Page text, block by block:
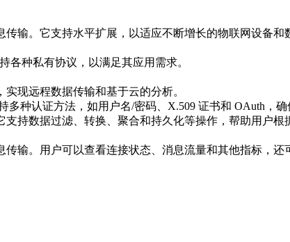
输。它支持水平扩展，以适应不断增长的物联网设备和
种私有协议，以满足其应用需求。
现远程数据传输和基于云的分析。
种认证方法，如用户名/密码、X.509 证书和 OAuth，确
持数据过滤、转换、聚合和持久化等操作，帮助用户根
输。用户可以查看连接状态、消息流量和其他指标，还